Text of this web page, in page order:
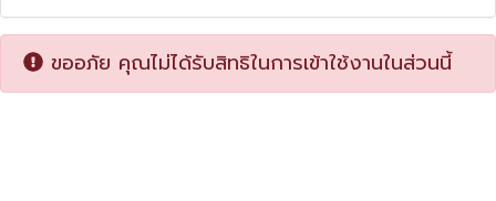
ขออภัย คุณไม่ได้รับสิทธิในการเข้าใช้งานในส่วนนี้